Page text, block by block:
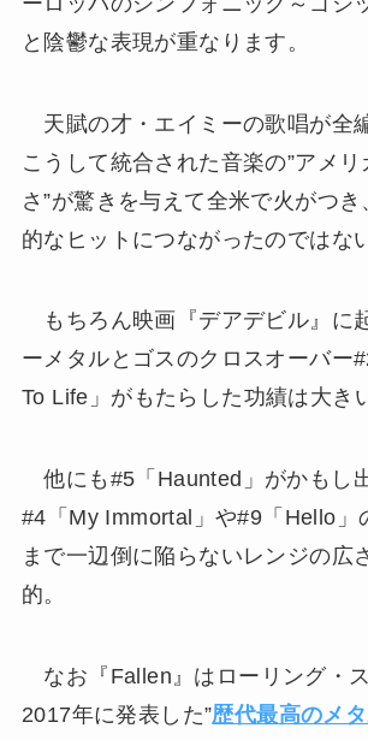
と陰鬱な表現が重なります。
天賦の才・エイミーの歌唱が全
こうして統合された音楽の”アメ
さ”が驚きを与えて全米で火がつ
的なヒットにつながったのではな
もちろん映画『デアデビル』に
ーメタルとゴスのクロスオーバー
To Life」がもたらした功績は大き
他にも#5「Haunted」がかもし
#4「My Immortal」や#9「Hello」
まで一辺倒に陥らないレンジの広
的。
なお『Fallen』はローリング・
2017年に発表した”歴代最高のメ